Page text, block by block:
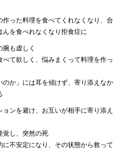
った料理を食べてくれなくなり、合
を食べれなくなり拒食症に
も虚しく
べて欲しく、悩みまくって料理を作っ
のか」には耳を傾けず、寄り添えなか
ンを避け、お互いが相手に寄り添え
覚し、突然の死
不安定になり、その状態から救って